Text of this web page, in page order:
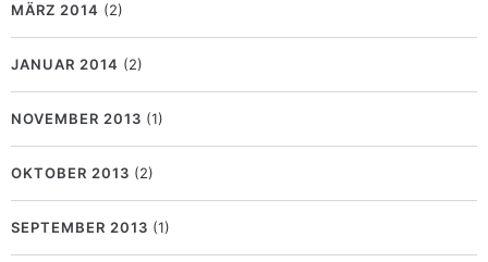
MÄRZ 2014 (2)
JANUAR 2014 (2)
NOVEMBER 2013 (1)
OKTOBER 2013 (2)
SEPTEMBER 2013 (1)